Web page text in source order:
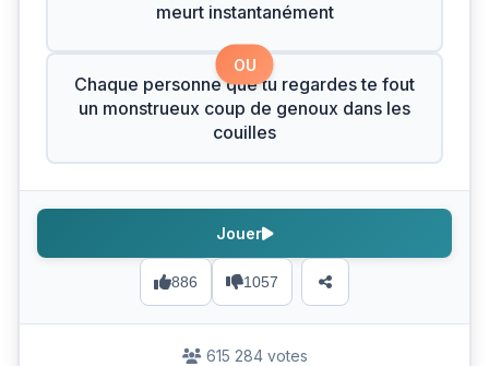
meurt instantanément
OU
Chaque personne que tu regardes te fout
un monstrueux coup de genoux dans les
couilles
886 1057
Jouer
615 284 votes